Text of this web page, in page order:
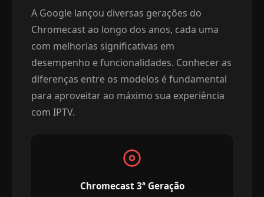
A Google lançou diversas gerações do
Chromecast ao longo dos anos, cada uma
com melhorias significativas em
desempenho e funcionalidades. Conhecer as
diferenças entre os modelos é fundamental
para aproveitar ao máximo sua experiência
com IPTV.
Chromecast 3ª Geração